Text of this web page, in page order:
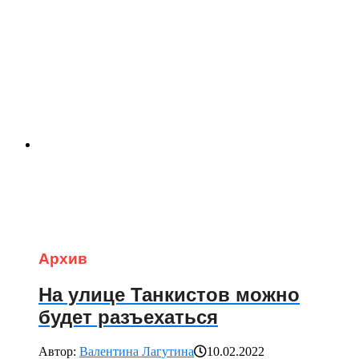
Архив
На улице Танкистов можно
будет разъехаться
Автор: Валентина Лагутина
10.02.2022